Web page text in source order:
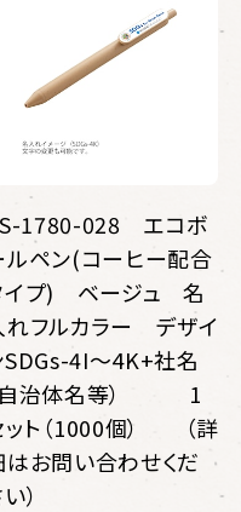
1780-028 エコボ
ルペン(コーヒー配合
イプ) ベージュ 名
れフルカラー デザイ
SDGs-4I〜4K+社名
自治体名等） 1
ット（1000個） （詳
はお問い合わせくだ
）